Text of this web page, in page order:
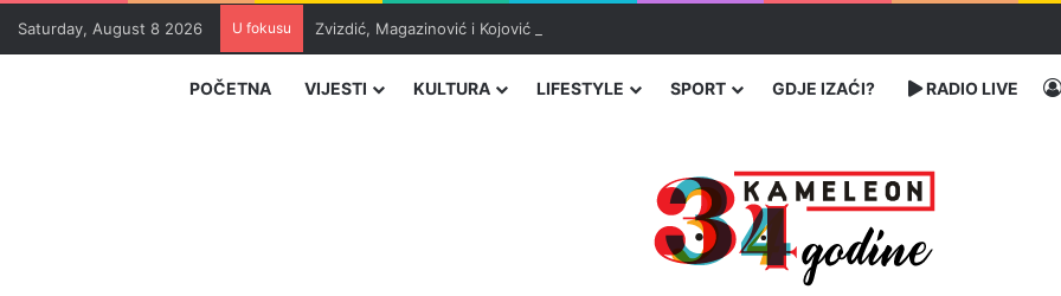
Saturday, August 8 2026 U fokusu Zvizdić, Magazinović i Kojović traže poseban status za Memorijalni centar Srebrenica
POČETNA VIJESTI KULTURA LIFESTYLE SPORT GDJE IZAĆI? RADIO LIVE